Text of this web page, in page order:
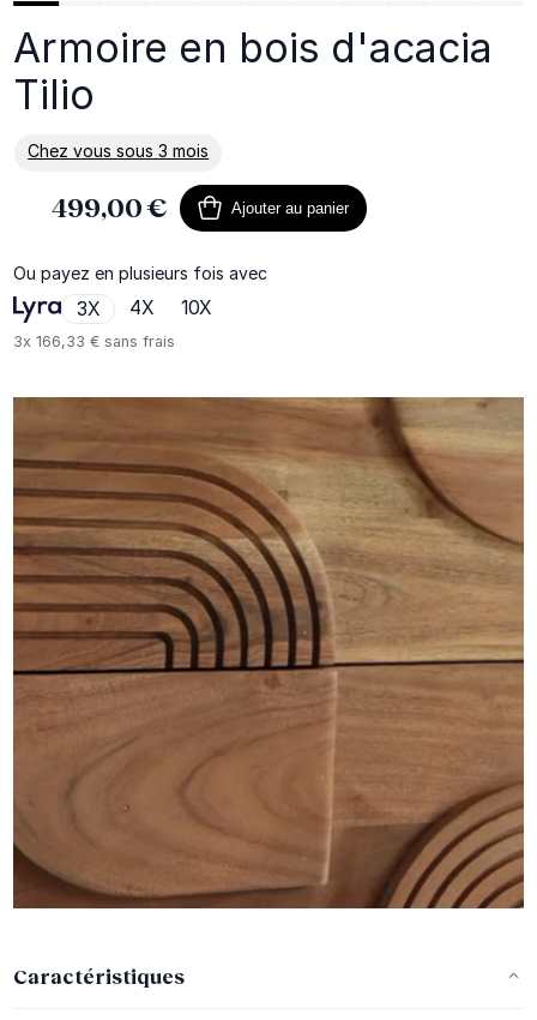
Armoire en bois d'acacia
Tilio
Chez vous sous 3 mois
En savoir plus sur la livraison
499,00 € Ajouter au panier
Ou payez en plusieurs fois avec
3X 4X 10X
3x166,33 € sans frais
Caractéristiques